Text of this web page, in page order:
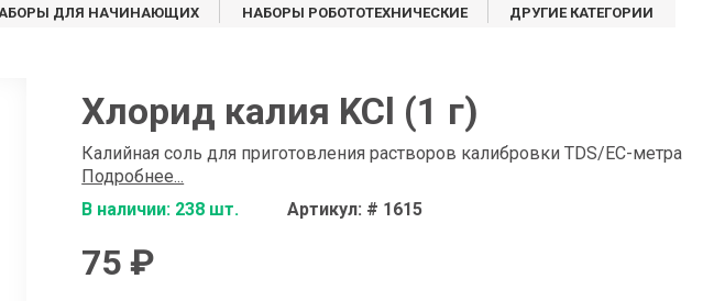
ДЛЯ НАЧИНАЮЩИХ НАБОРЫ РОБОТОТЕХНИЧЕСКИЕ ДРУГИЕ КАТЕГОРИИ
Хлорид калия KCl (1 г)
Калийная соль для приготовления растворов калибровки TDS/EC-метра
Подробнее...
В наличии: 238 шт.
Артикул: # 1615
75 ₽
8 (499) 500-14-56